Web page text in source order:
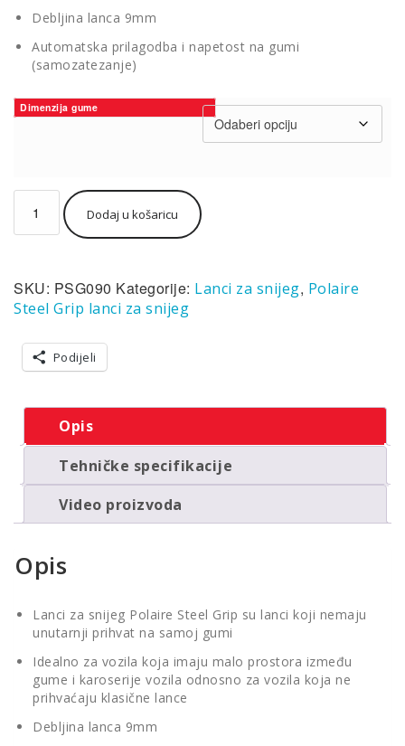
Debljina lanca 9mm
Automatska prilagodba i napetost na gumi
(samozatezanje)
Dimenzija gume
Lanci
snijeg
Grip
grupa
količina
Dodaj u košaricu
SKU: PSG090 Kategorije: Lanci za snijeg, Polaire
Steel Grip lanci za snijeg
Podijeli
Opis
Tehničke specifikacije
Video proizvoda
Opis
Lanci za snijeg Polaire Steel Grip su lanci koji nemaju
unutarnji prihvat na samoj gumi
Idealno za vozila koja imaju malo prostora između
gume i karoserije vozila odnosno za vozila koja ne
prihvaćaju klasične lance
Debljina lanca 9mm